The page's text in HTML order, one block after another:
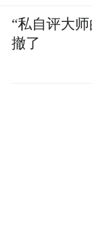
“私自评大
撤了